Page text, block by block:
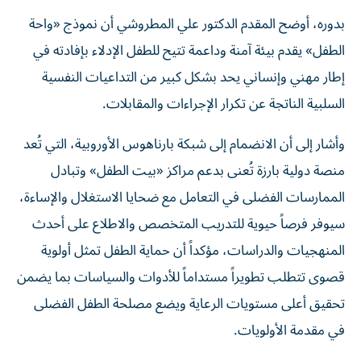
بدوره، أوضح المقدم الدكتور علي المطروشي أن نموذج «واحة
الطفل» يقدم بيئة آمنة وداعمة تتيح للطفل الإدلاء بإفادته في
إطار مهني وإنساني يحد بشكل كبير من التداعيات النفسية
السلبية الناتجة عن تكرار الإجراءات والمقابلات.
وأشار إلى أن الانضمام إلى شبكة بارناهوس الأوروبية، التي تُعد
منصة دولية بارزة تُعنى بدعم مراكز «بيت الطفل» وتبادل
الممارسات الفضلى في التعامل مع ضحايا الاستغلال والإساءة،
سيوفر فرصاً حيوية للتدريب المتخصص والاطلاع على أحدث
المنهجيات والدراسات، مؤكداً أن حماية الطفل تمثل أولوية
قصوى تتطلب تطويراً مستداماً للأدوات والسياسات بما يضمن
تحقيق أعلى مستويات الرعاية ويضع مصلحة الطفل الفضلى
في مقدمة الأولويات.